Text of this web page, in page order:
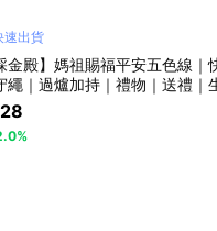
速出貨
金殿】媽祖賜福平安五色線｜
繩｜過爐加持｜禮物｜送禮｜
交換禮物